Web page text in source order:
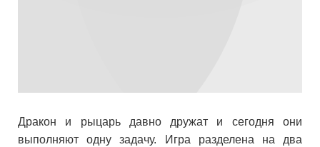
Дракон и рыцарь давно дружат и сегодня они
выполняют одну задачу. Игра разделена на два